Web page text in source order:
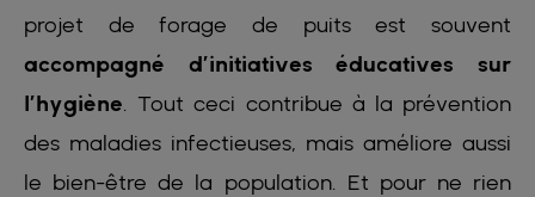
projet de forage de puits est souvent
accompagné d’initiatives éducatives sur
l’hygiène. Tout ceci contribue à la prévention
des maladies infectieuses, mais améliore aussi
le bien-être de la population. Et pour ne rien